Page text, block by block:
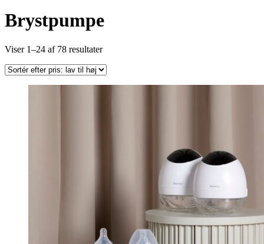
Brystpumpe
Viser 1–24 af 78 resultaterSorteret
pris: